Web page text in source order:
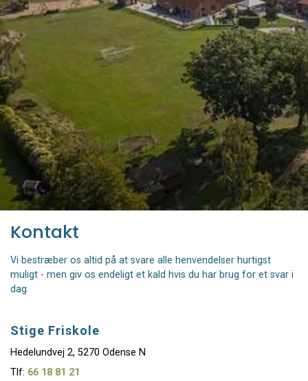
Kontakt
Vi bestræber os altid på at svare alle henvendelser hurtigst
muligt - men giv os endeligt et kald hvis du har brug for et svar i
dag.
Stige Friskole
Hedelundvej 2, 5270 Odense N
Tlf: 66 18 81 21